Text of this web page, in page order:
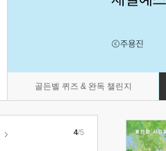
골든벨 퀴즈 & 완독 챌린지
4/5